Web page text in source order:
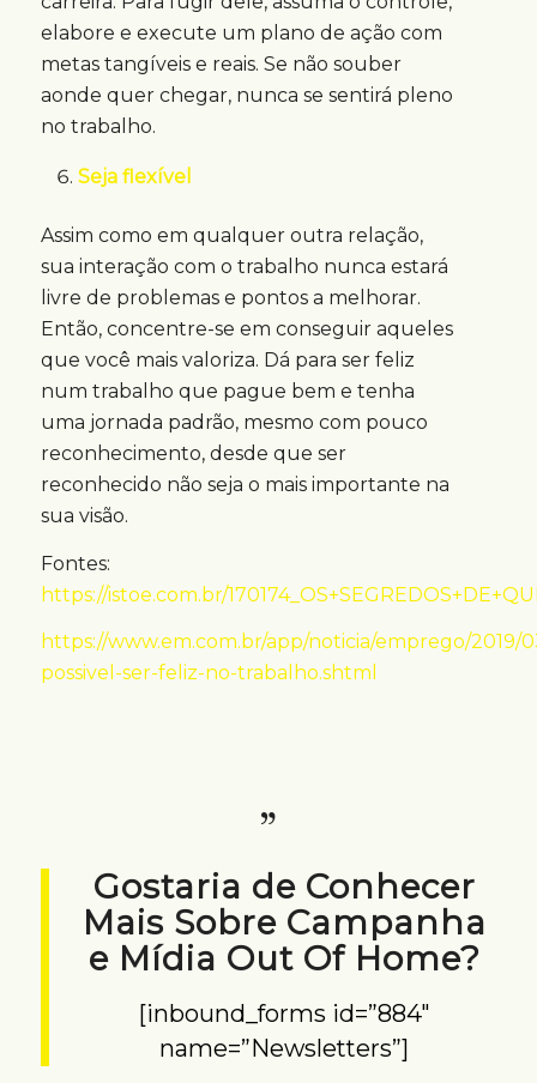
elabore e execute um plano de ação com
metas tangíveis e reais. Se não souber
aonde quer chegar, nunca se sentirá pleno
no trabalho.
Seja flexível
Assim como em qualquer outra relação,
sua interação com o trabalho nunca estará
livre de problemas e pontos a melhorar.
Então, concentre-se em conseguir aqueles
que você mais valoriza. Dá para ser feliz
num trabalho que pague bem e tenha
uma jornada padrão, mesmo com pouco
reconhecimento, desde que ser
reconhecido não seja o mais importante na
sua visão.
Fontes:
https://istoe.com.br/
https://www.em.com.br/app/noticia/emprego/2019/
possivel-ser-feliz-no-trabalho.shtml
Gostaria de Conhecer
Mais Sobre Campanha
e Mídia Out Of Home?
[inbound_forms id=”884″
name=”Newsletters”]